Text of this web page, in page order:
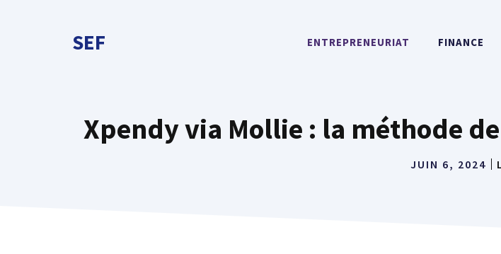
SEF ENTREPRENEURIAT FINANCE
Xpendy via Mollie : la méthode
JUIN 6, 2024